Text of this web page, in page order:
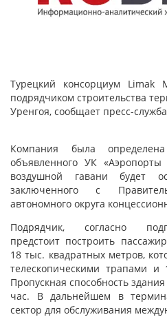
Турецкий консорциум Limak
подрядчиком строительства
Уренгоя, сообщает пресс-
Компания была
объявленного УК «Аэропорты
воздушной гавани будет
заключенного с
автономного округа
Подрядчик, согласно
предстоит построить
18 тыс. квадратных метров,
телескопическими трапами и
Пропускная способность
час. В дальнейшем в
сектор для обслуживания